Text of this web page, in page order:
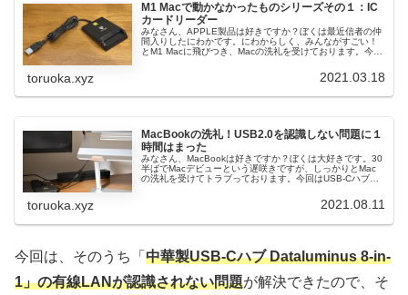
M1 Macで動かなかったものシリーズその１：IC
カードリーダー
みなさん、APPLE製品は好きですか？ぼくは最近信者の仲
間入りしたにわかです。にわからしく、みんながすごい！
とM1 Macに飛びつき、Macの洗礼を受けております。今日
toruoka.xyz 2021.03.18
MacBookの洗礼！USB2.0を認識しない問題に１
時間はまった
みなさん、MacBookは好きですか？ぼくは大好きです。30
半ばでMacデビューという遅咲きですが、しっかりとMac
の洗礼を受けてトラブっております。今回はUSB-Cハブ経
toruoka.xyz 2021.08.11
今回は、そのうち「 中華製USB-Cハブ Dataluminus 8-in-
1」の有線LANが認識されない問題が解決できたので、そ